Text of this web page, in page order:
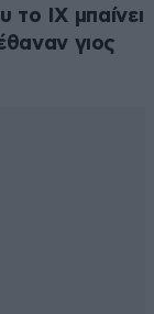
το ΙΧ μπαίνει
γιος